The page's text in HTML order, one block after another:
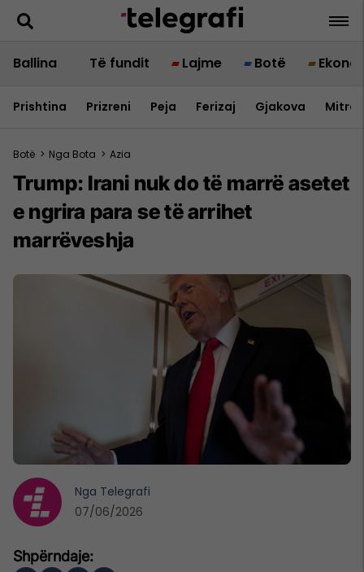
Ballina Të fundit Lajme Botë
Prishtina Prizreni Peja Ferizaj Gjakova
Botë > Nga Bota > Azia
Trump: Irani nuk do të marrë asetet
e ngrira para se të arrihet
marrëveshja
Nga Telegrafi
07/06/2026